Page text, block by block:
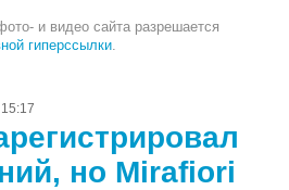
и видео сайта разрешается
гиперссылки.
но Mirafiori